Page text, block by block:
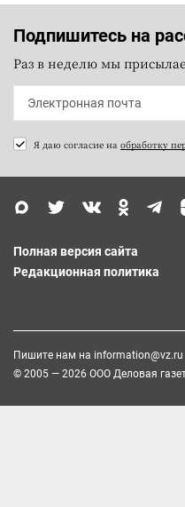
Подпишитесь на
Раз в неделю мы
Я даю согласие на обработку
Полная версия сайта
Редакционная политика
Пишите нам на information@vz.ru
© 2005 — 2026 ООО Деловая